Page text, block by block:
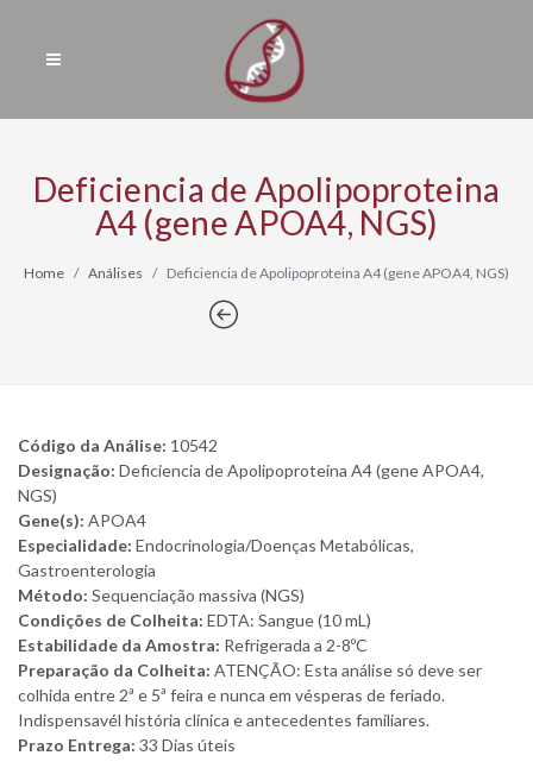
Deficiencia de Apolipoproteina
A4 (gene APOA4, NGS)
Home Análises Deficiencia de Apolipoproteina A4 (gene APOA4, NGS)
Código da Análise: 10542
Designação: Deficiencia de Apolipoproteina A4 (gene APOA4,
NGS)
Gene(s): APOA4
Especialidade: Endocrinologia/Doenças Metabólicas,
Gastroenterologia
Método: Sequenciação massiva (NGS)
Condições de Colheita: EDTA: Sangue (10 mL)
Estabilidade da Amostra: Refrigerada a 2-8ºC
Preparação da Colheita: ATENÇÃO: Esta análise só deve ser
colhida entre 2ª e 5ª feira e nunca em vésperas de feriado.
Indispensavél história clínica e antecedentes familiares.
Prazo Entrega: 33 Dias úteis